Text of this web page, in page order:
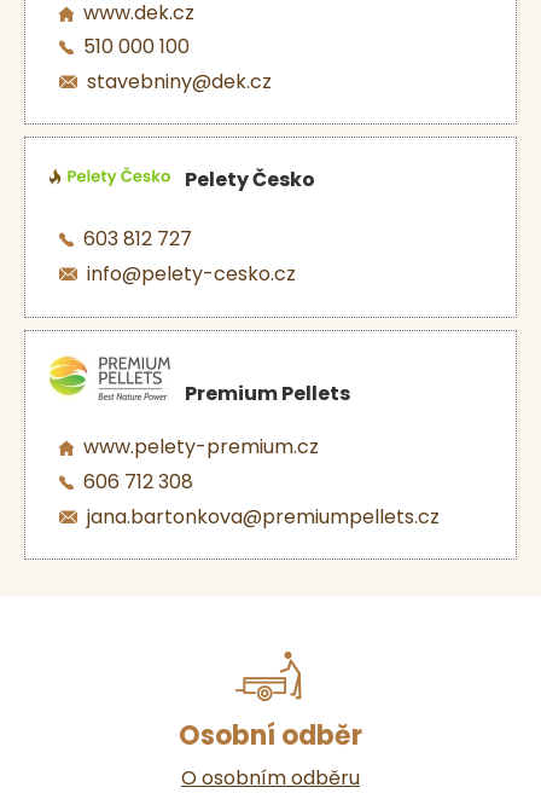
www.dek.cz
510 000 100
stavebniny@dek.cz
Pelety Česko
603 812 727
info@pelety-cesko.cz
Premium Pellets
www.pelety-premium.cz
606 712 308
jana.bartonkova@premiumpellets.cz
Osobní odběr
O osobním odběru